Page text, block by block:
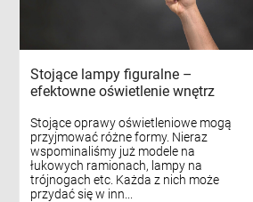
Stojące lampy figuralne –
efektowne oświetlenie wnętrz
Stojące oprawy oświetleniowe mogą
przyjmować różne formy. Nieraz
wspominaliśmy już modele na
łukowych ramionach, lampy na
trójnogach etc. Każda z nich może
przydać się w inn...